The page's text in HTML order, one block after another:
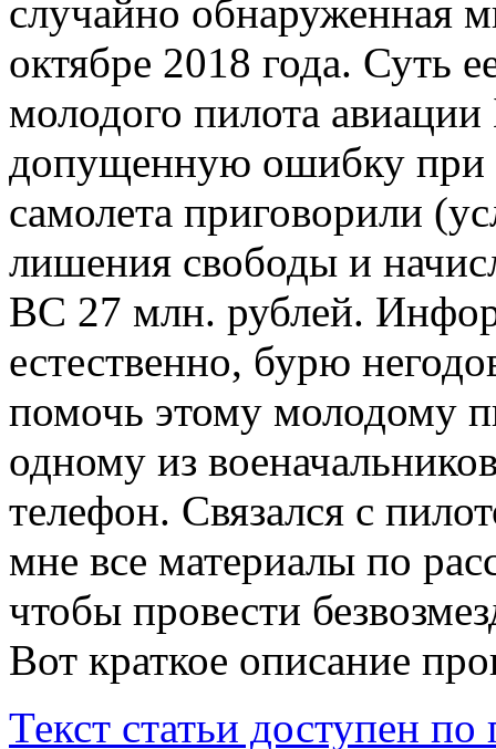
случайно обнаруженная
октябре 2018 года. Суть
молодого пилота авиации
допущенную ошибку при
самолета приговорили
лишения свободы и
ВС 27 млн. рублей.
естественно, бурю
помочь этому молодому
одному из
телефон. Связался с
мне все материалы по
чтобы провести
Вот краткое описание
Текст статьи доступен по